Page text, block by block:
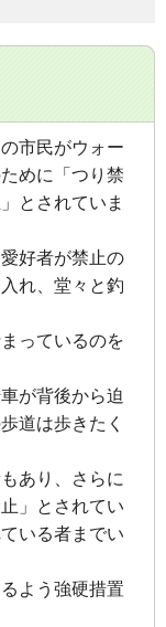
市民がウォー
めに「つり禁
とされていま
好者が禁止の
れ、堂々と釣
っているのを
が背後から迫
道は歩きたく
あり、さらに
」とされてい
いる者までい
よう強硬措置